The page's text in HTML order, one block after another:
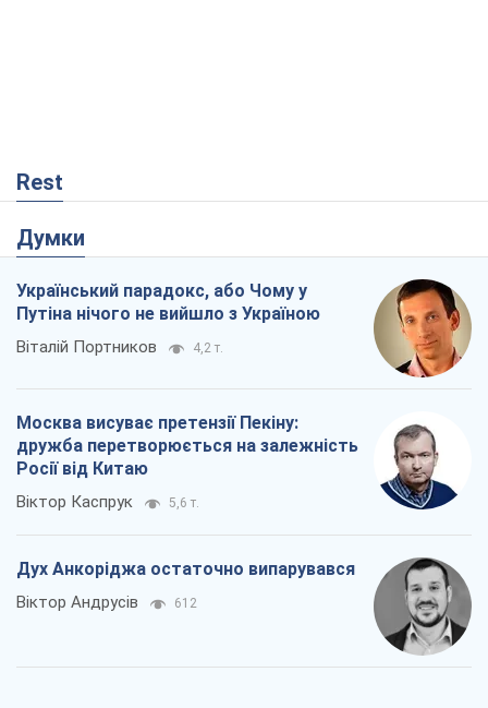
Rest
Думки
Український парадокс, або Чому у
Путіна нічого не вийшло з Україною
Віталій Портников 4,2 т.
Москва висуває претензії Пекіну:
дружба перетворюється на залежність
Росії від Китаю
Віктор Каспрук 5,6 т.
Дух Анкоріджа остаточно випарувався
Віктор Андрусів 612